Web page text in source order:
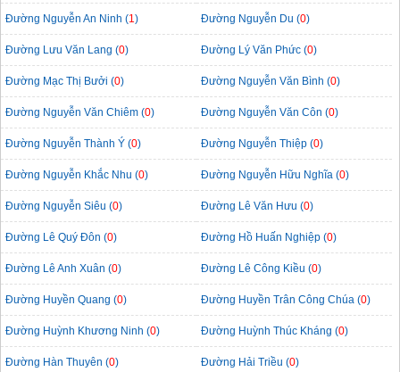
Đường Nguyễn An Ninh (1) Đường Nguyễn Du (0)
Đường Lưu Văn Lang (0) Đường Lý Văn Phức (0)
Đường Mạc Thị Bưởi (0) Đường Nguyễn Văn Bình (0)
Đường Nguyễn Văn Chiêm (0) Đường Nguyễn Văn Côn (0)
Đường Nguyễn Thành Ý (0) Đường Nguyễn Thiệp (0)
Đường Nguyễn Khắc Nhu (0) Đường Nguyễn Hữu Nghĩa (0)
Đường Nguyễn Siêu (0) Đường Lê Văn Hưu (0)
Đường Lê Quý Đôn (0) Đường Hồ Huấn Nghiệp (0)
Đường Lê Anh Xuân (0) Đường Lê Công Kiều (0)
Đường Huyền Quang (0) Đường Huyền Trân Công Chúa (0)
Đường Huỳnh Khương Ninh (0) Đường Huỳnh Thúc Kháng (0)
Đường Hàn Thuyên (0) Đường Hải Triều (0)